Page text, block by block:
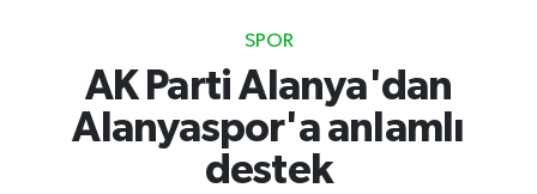
SPOR
AK Parti Alanya'dan
Alanyaspor'a anlamlı
destek
Diğer
Dünya
Haber Arşivi